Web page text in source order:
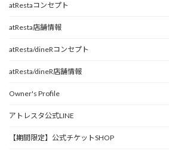
atRestaコンセプト
atResta店舗情報
atResta/dineRコンセプト
atResta/dineR店舗情報
Owner's Profile
アトレスタ公式LINE
【期間限定】公式チケットSHOP